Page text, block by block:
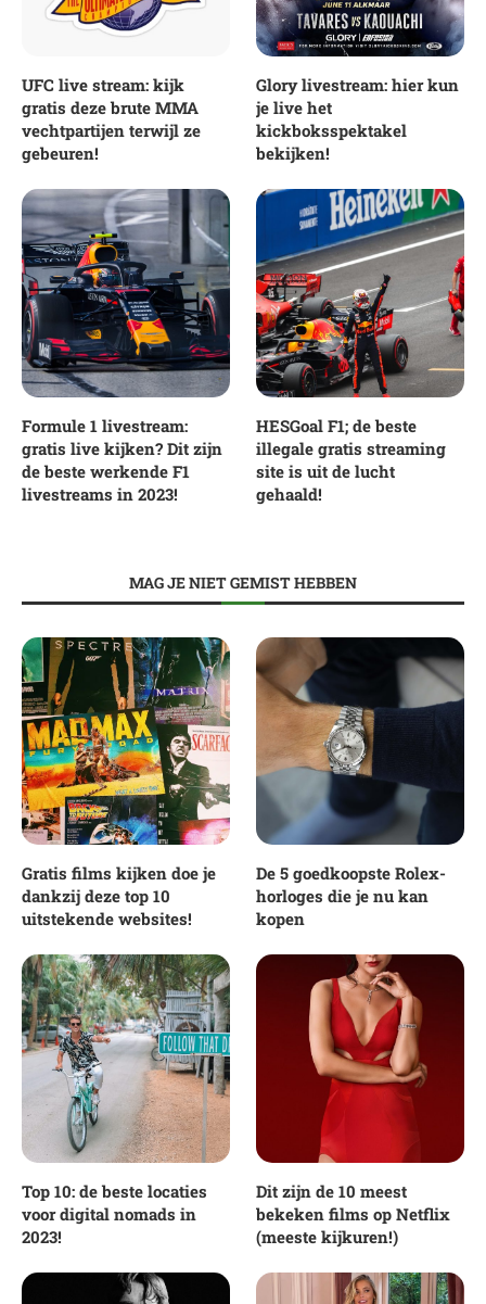
UFC live stream: kijk
gratis deze brute MMA
vechtpartijen terwijl ze
gebeuren!
Glory livestream: hier kun
je live het
kickboksspektakel
bekijken!
Formule 1 livestream:
gratis live kijken? Dit zijn
de beste werkende F1
livestreams in 2023!
HESGoal F1; de beste
illegale gratis streaming
site is uit de lucht
gehaald!
MAG JE NIET GEMIST HEBBEN
Gratis films kijken doe je
dankzij deze top 10
uitstekende websites!
De 5 goedkoopste Rolex-
horloges die je nu kan
kopen
Top 10: de beste locaties
voor digital nomads in
2023!
Dit zijn de 10 meest
bekeken films op Netflix
(meeste kijkuren!)